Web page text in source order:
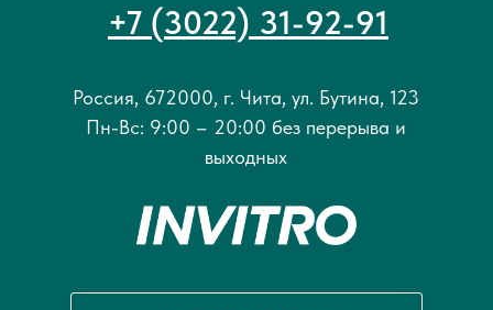
Россия, 672000, г. Чита, ул. Бутина, 123
Пн-Вс: 9:00 – 20:00 без перерыва и
выходных
+7 (3022) 31-92-91